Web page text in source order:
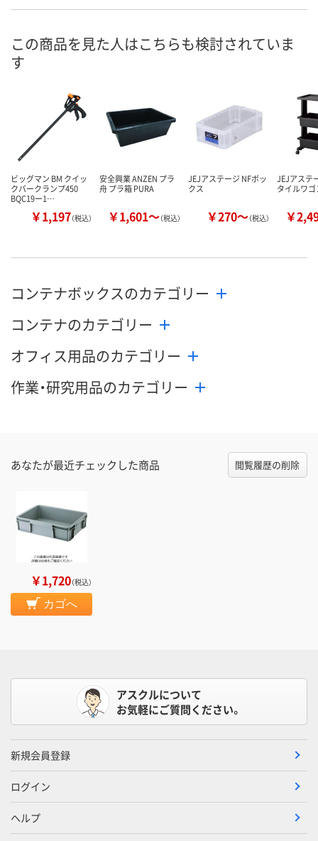
在庫 3点 5点 あり
数量
カゴへ
数量
カゴへ
数量
カ
この商品を見た人はこちらも検討されていま
す
ビッグマン BM クイッ
クバークランプ450
BQC19ー1…
￥1,197（税込）
安全興業 ANZEN プラ
舟 プラ箱 PURA
￥1,601～（税込）
JEJアステージ NFボッ
クス
￥270～（税込）
JEJアステ
タイルワゴ
￥
コンテナボックスのカテゴリー
コンテナのカテゴリー
オフィス用品のカテゴリー
作業・研究用品のカテゴリー
あなたが最近チェックした商品 閲覧履歴の削除
￥1,720（税込）
カゴへ
アスクルについて
お気軽にご質問ください。
新規会員登録
ログイン
ヘルプ